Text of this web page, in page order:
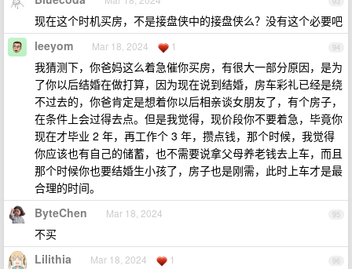
现在这个时机买房，不是接盘侠中的接盘侠么？没有这个必要吧
94
leeyom Mar 18, 2024 1
我猜测下，你爸妈这么着急催你买房，有很大一部分原因，是为
了你以后结婚在做打算，因为现在说到结婚，房车彩礼已经是绕
不过去的，你爸肯定是想着你以后相亲谈女朋友了，有个房子，
在条件上会过得去点。但是我觉得，现价段你不要着急，毕竟你
现在才毕业 2 年，再工作个 3 年，攒点钱，那个时候，我觉得
你应该也有自己的储蓄，也不需要说拿父母养老钱去上车，而且
那个时候你也要结婚生小孩了，房子也是刚需，此时上车才是最
合理的时间。
95
ByteChen Mar 18, 2024
不买
96
Lilithia Mar 18, 2024 1